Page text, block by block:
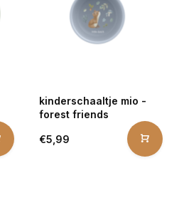
kinderschaaltje mio -
forest friends
€5,99